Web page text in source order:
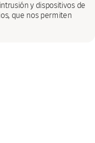
y dispositivos de
que nos permiten